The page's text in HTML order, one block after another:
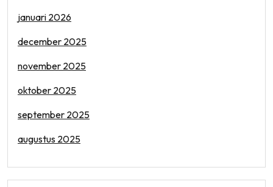
januari 2026
december 2025
november 2025
oktober 2025
september 2025
augustus 2025